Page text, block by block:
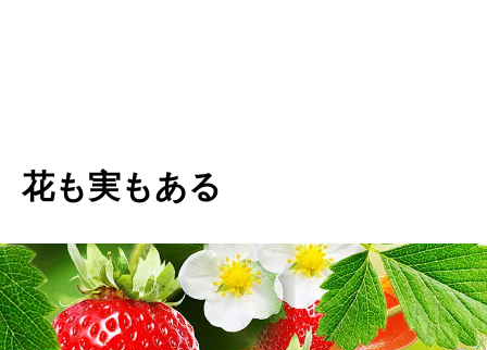
花も実もある